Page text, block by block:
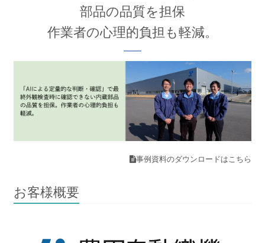
部品の品質を担保
作業者の心理的負担も軽減。
事例資料のダウンロードはこちら
お客様概要